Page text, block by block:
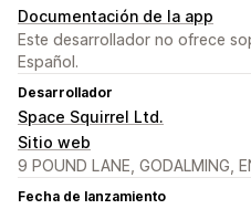
Documentación de la app
Este desarrollador no ofrece
Español.
Desarrollador
Space Squirrel Ltd.
Sitio web
9 POUND LANE, GODALMING,
Fecha de lanzamiento